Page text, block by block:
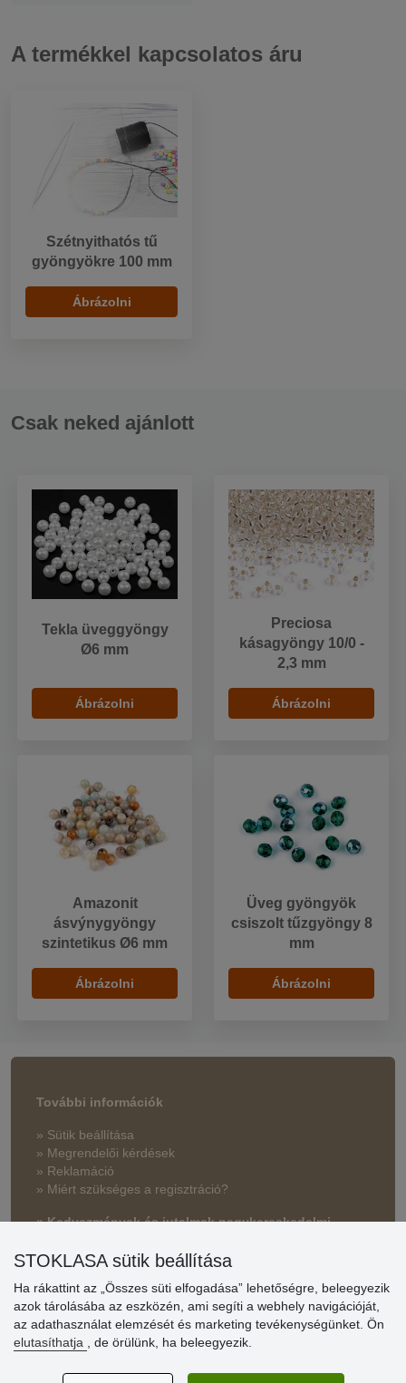
A termékkel kapcsolatos áru
Szétnyithatós tű
gyöngyökre 100 mm
Ábrázolni
Csak neked ajánlott
Tekla üveggyöngy
Ø6 mm
Ábrázolni
Preciosa
kásagyöngy 10/0 -
2,3 mm
Ábrázolni
Amazonit
ásvýnygyöngy
szintetikus Ø6 mm
Ábrázolni
Üveg gyöngyök
csiszolt tűzgyöngy 8
mm
Ábrázolni
További információk
» Sütik beállítása
» Megrendelői kérdések
» Reklamáció
» Miért szükséges a regisztráció?
» Kedvezmények és jutalmak nagykereskedelmi
Vásárlók
STOKLASA sütik beállítása
Ha rákattint az „Összes süti elfogadása” lehetőségre, beleegyezik
azok tárolásába az eszközén, ami segíti a webhely navigációját,
az adathasználat elemzését és marketing tevékenységünket. Ön
elutasíthatja
, de örülünk, ha beleegyezik.